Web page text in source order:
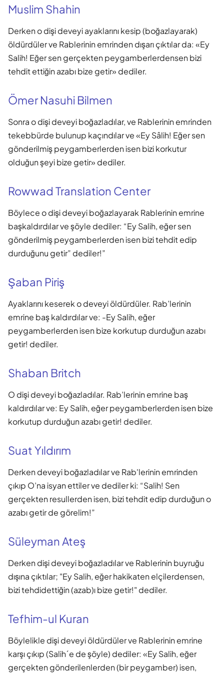
Muslim Shahin
Derken o dişi deveyi ayaklarını kesip (boğazlayarak)
öldürdüler ve Rablerinin emrinden dışarı çıktılar da: «Ey
Salih! Eğer sen gerçekten peygamberlerdensen bizi
tehdit ettiğin azabı bize getir» dediler.
Ömer Nasuhi Bilmen
Sonra o dişi deveyi boğazladılar, ve Rablerinin emrinden
tekebbürde bulunup kaçındılar ve «Ey Sâlih! Eğer sen
gönderilmiş peygamberlerden isen bizi korkutur
olduğun şeyi bize getir» dediler.
Rowwad Translation Center
Böylece o dişi deveyi boğazlayarak Rablerinin emrine
başkaldırdılar ve şöyle dediler: “Ey Salih, eğer sen
gönderilmiş peygamberlerden isen bizi tehdit edip
durduğunu getir” dediler!”
Şaban Piriş
Ayaklarını keserek o deveyi öldürdüler. Rab’lerinin
emrine baş kaldırdılar ve: -Ey Salih, eğer
peygamberlerden isen bize korkutup durduğun azabı
getir! dediler.
Shaban Britch
O dişi deveyi boğazladılar. Rab’lerinin emrine baş
kaldırdılar ve: Ey Salih, eğer peygamberlerden isen bize
korkutup durduğun azabı getir! dediler.
Suat Yıldırım
Derken deveyi boğazladılar ve Rab'lerinin emrinden
çıkıp O’na isyan ettiler ve dediler ki: “Salih! Sen
gerçekten resullerden isen, bizi tehdit edip durduğun o
azabı getir de görelim!”
Süleyman Ateş
Derken dişi deveyi boğazladılar ve Rablerinin buyruğu
dışına çıktılar; "Ey Salih, eğer hakikaten elçilerdensen,
bizi tehdidettiğin (azab)ı bize getir!" dediler.
Tefhim-ul Kuran
Böylelikle dişi deveyi öldürdüler ve Rablerinin emrine
karşı çıkıp (Salih´e de şöyle) dediler: «Ey Salih, eğer
gerçekten gönderilenlerden (bir peygamber) isen,